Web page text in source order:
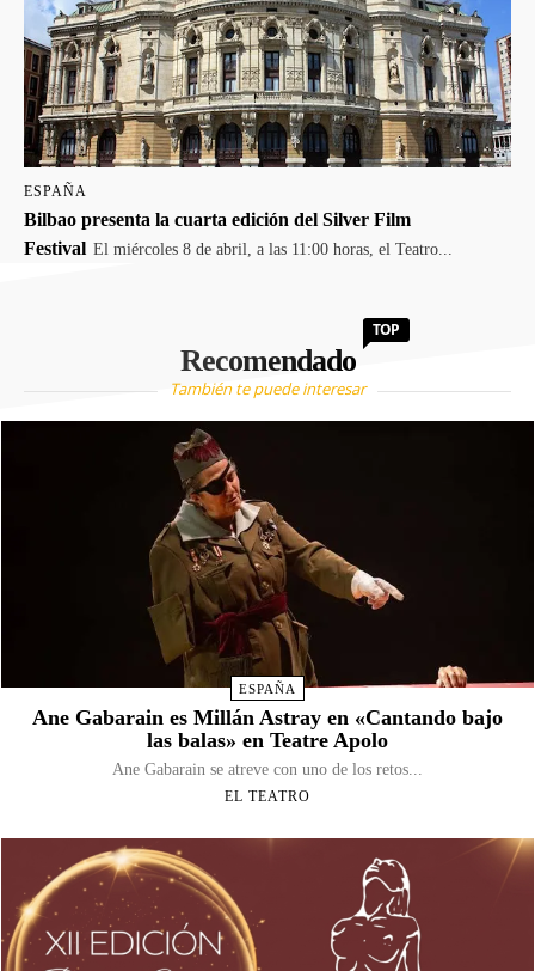
ESPAÑA
Bilbao presenta la cuarta edición del Silver Film
Festival El miércoles 8 de abril, a las 11:00 horas, el Teatro...
Recomendado
TOP
También te puede interesar
ESPAÑA
Ane Gabarain es Millán Astray en «Cantando bajo
las balas» en Teatre Apolo
Ane Gabarain se atreve con uno de los retos...
EL TEATRO